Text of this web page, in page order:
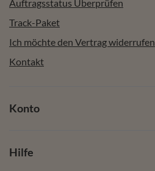
Auftragsstatus Überprüfen
Track-Paket
Ich möchte den Vertrag widerrufen
Kontakt
Konto
Hilfe